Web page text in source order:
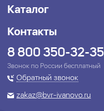
Каталог
Контакты
8 800 350-32-35
Звонок по России бесплатный
Обратный звонок
zakaz@bvr-ivanovo.ru